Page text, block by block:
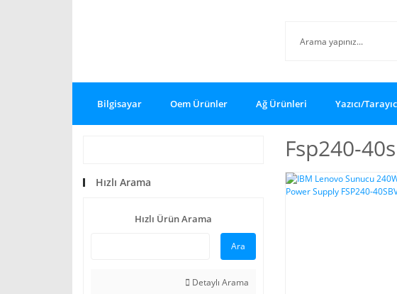
Bilgisayar Oem Ürünler Ağ Ürünleri Yazıcı/
Hızlı Arama
Hızlı Ürün Arama
Ara
Detaylı Arama
Fsp240-